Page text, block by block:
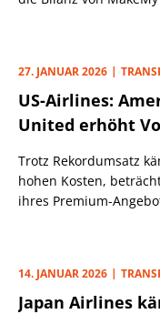
27. JANUAR 2026
US-Airlines:
United erhöht
Trotz Rekordumsatz
hohen Kosten,
ihres Premium-
14. JANUAR 2026
Japan Airlines